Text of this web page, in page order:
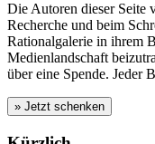
Die Autoren dieser Seite
Recherche und beim
Rationalgalerie in ihrem
Medienlandschaft
über eine Spende. Jeder